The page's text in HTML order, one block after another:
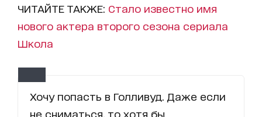
ЧИТАЙТЕ ТАКЖЕ: Стало известно имя
нового актера второго сезона сериала
Школа
Хочу попасть в Голливуд. Даже если
не сниматься, то хотя бы